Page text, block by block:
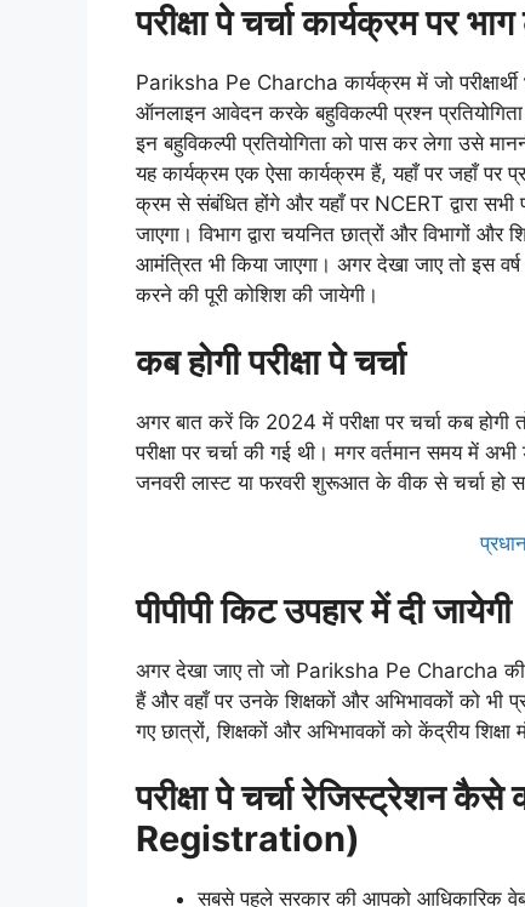
परीक्षा पे चर्चा कार्यक्रम पर
Pariksha Pe Charcha कार्यक्रम में जो
ऑनलाइन आवेदन करके बहुविकल्पी प्रश्न
इन बहुविकल्पी प्रतियोगिता को पास कर लेगा उसे
यह कार्यक्रम एक ऐसा कार्यक्रम हैं, यहाँ पर जहाँ
क्रम से संबंधित होंगे और यहाँ पर NCERT द्वारा सभी
जाएगा। विभाग द्वारा चयनित छात्रों और विभागों
आमंत्रित भी किया जाएगा। अगर देखा जाए तो इस
करने की पूरी कोशिश की जायेगी।
कब होगी परीक्षा पे चर्चा
अगर बात करें कि 2024 में परीक्षा पर चर्चा कब
परीक्षा पर चर्चा की गई थी। मगर वर्तमान समय में
जनवरी लास्ट या फरवरी शुरूआत के वीक से चर्चा हो
पीपीपी किट उपहार में दी जायेगी
अगर देखा जाए तो जो Pariksha Pe Charcha की
हैं और वहाँ पर उनके शिक्षकों और अभिभावकों को भी
गए छात्रों, शिक्षकों और अभिभावकों को केंद्रीय शिक्षा
परीक्षा पे चर्चा
Registration)
सबसे पहले सरकार की आपको आधिकारिक